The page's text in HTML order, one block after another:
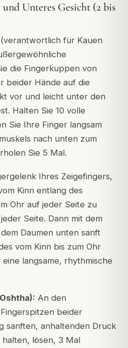
Unteres Gesicht (2 bis
für Kauen
die Fingerkuppen von
beider Hände auf die
vor und leicht unter den
Halten Sie 10 volle
Sie Ihre Finger langsam
nach unten zum
Sie 5 Mal.
Ihres Zeigefingers,
Kinn entlang des
Ohr auf jeder Seite zu
Seite. Dann mit dem
Daumen unten sanft
vom Kinn bis zum Ohr
langsame, rhythmische
An den
beider
sanften, anhaltenden Druck
lösen, 3 Mal